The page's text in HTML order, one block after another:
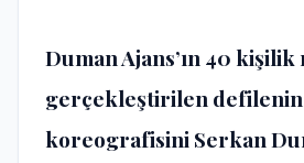
Duman Ajans’ın 40
gerçekleştirilen defilenin
koreografisini Serkan